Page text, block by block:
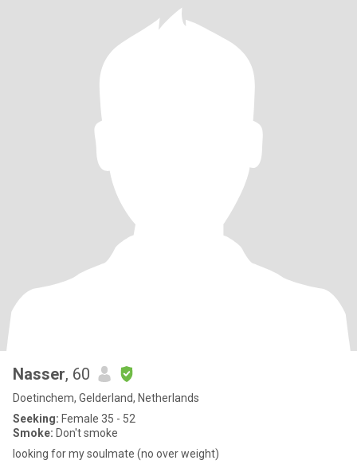
Nasser, 60
Doetinchem, Gelderland, Netherlands
Seeking: Female 35 - 52
Smoke: Don't smoke
looking for my soulmate (no over weight)